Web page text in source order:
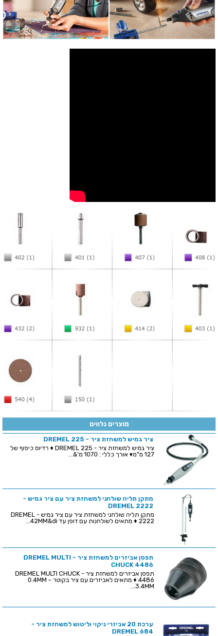
מוצרים נלווים
ציר גמיש למשחזת ציר - DREMEL 225
ציר גמיש למשחזת ציר - DREMEL 225 ♦ רדיוס כיפוף של
127 מ"מ♦ אורך כללי : 1070 מ'&...
מתקן תליה שולחני למשחזת ציר עם ציר גמיש -
DREMEL 2222
מתקן תליה שולחני למשחזת ציר עם ציר גמיש - DREMEL
2222 ♦ מתאים לשולחנות עם דופן עד 42MM&di...
תפסן אביזרים למשחזת ציר - DREMEL MULTI
CHUCK 4486
תפסן אביזרים למשחזת ציר - DREMEL MULTI CHUCK
4486 ♦ מתאים לאביזרים עם ציר בקוטר 0.4MM ~
3.4MM...
ערכת 20 אביזרי ניקוי וליטוש למשחזת ציר -
DREMEL 684